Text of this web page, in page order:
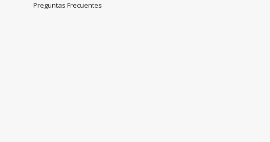
Preguntas Frecuentes